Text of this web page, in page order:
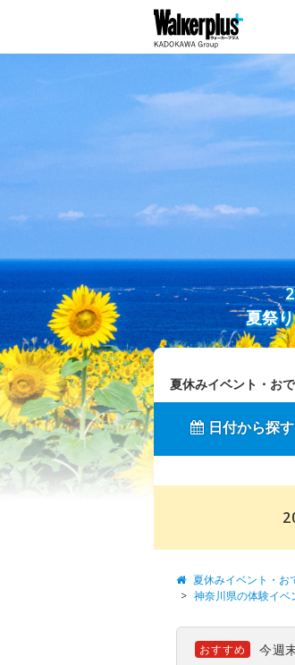
夏祭
夏休みイベント・お
日付から探す
夏休みイベント・お
神奈川県の体験イベ
おすすめ 今週